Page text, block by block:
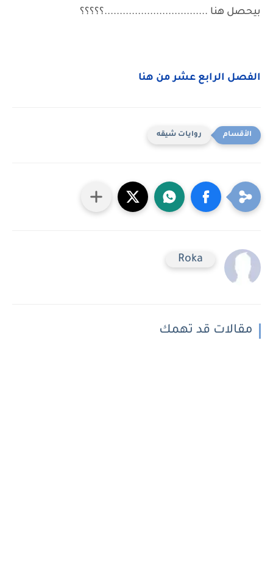
بيحصل هنا ..................................؟؟؟؟؟
الفصل الرابع عشر من هنا
روايات شيقه
Roka
مقالات قد تهمك